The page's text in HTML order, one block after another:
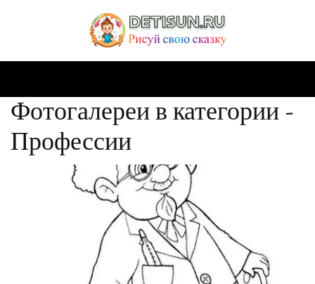
Фотогалереи в категории -
Профессии